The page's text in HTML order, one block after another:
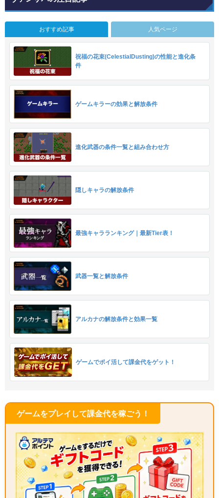
おすすめ記事 人気ページ
祝福の花束(CelestialDusting)の性能と進化条
件
ゲームキラーの効果と解放条件
進化武器の条件一覧と組み合わせ方
隠しキャラの解放条件
最強キャラランキング｜最新Tier表！
武器一覧と解放条件
アルカナの解放条件と効果一覧
ゲームでポイ活して課金代をゲット！
ゲームをプレイして課金代を稼ごう！